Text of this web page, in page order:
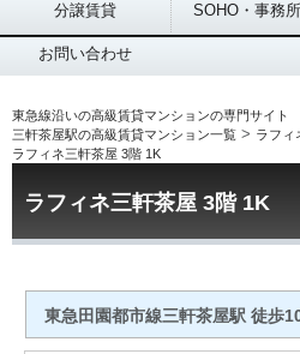
分譲賃貸 SOHO・事務
お問い合わせ
東急線沿いの高級賃貸マンションの専門サイト
三軒茶屋駅の高級賃貸マンション一覧 > ラフィ
ラフィネ三軒茶屋 3階 1K
ラフィネ三軒茶屋 3階 1K
東急田園都市線三軒茶屋駅 徒歩